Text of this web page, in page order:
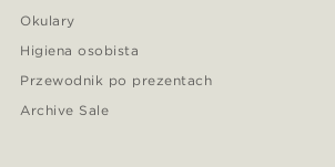
Okulary
Higiena osobista
Przewodnik po prezentach
Archive Sale